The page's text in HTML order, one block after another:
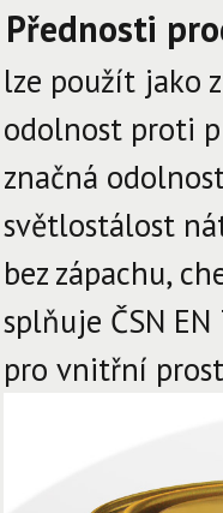
Přednosti
lze použít jako
odolnost proti
značná
světlostálost
bez zápachu,
splňuje ČSN
pro vnitřní